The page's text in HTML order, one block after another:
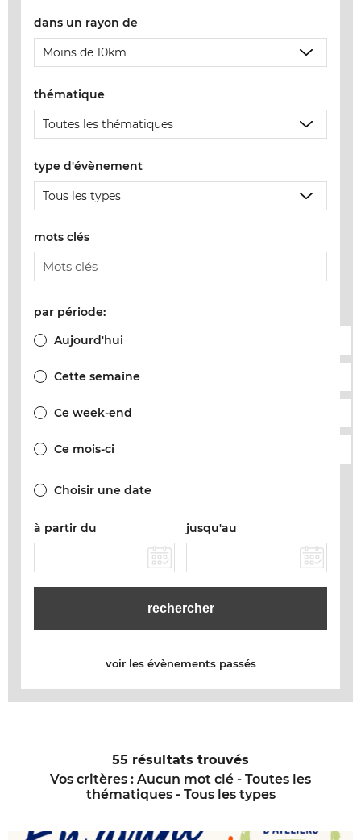
dans un rayon de
thématique
type d'évènement
mots clés
par période:
Aujourd'hui
Cette semaine
Ce week-end
Ce mois-ci
Choisir une date
à partir du jusqu'au
voir les évènements passés
55 résultats trouvés
Vos critères : Aucun mot clé - Toutes les
thématiques - Tous les types